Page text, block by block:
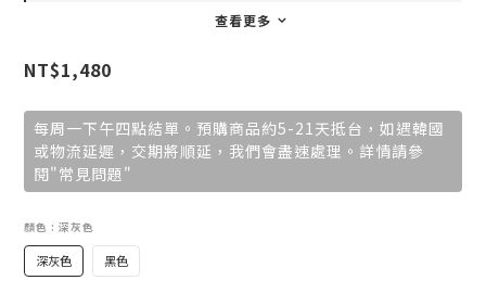
查看更多
NT$1,480
每周一下午四點結單。預購商品約5-21天抵台，如遇韓國
或物流延遲，交期將順延，我們會盡速處理。詳情請參
閱"常見問題"
顏色 : 深灰色
深灰色 黑色